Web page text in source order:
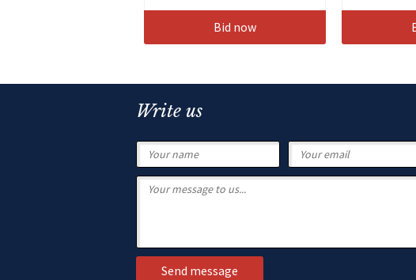
Bid now
Write us